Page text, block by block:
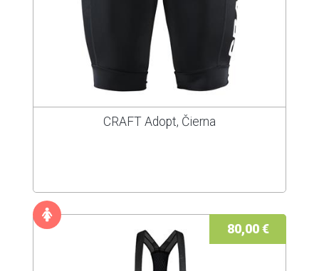
CRAFT Adopt, Čierna
80,00 €